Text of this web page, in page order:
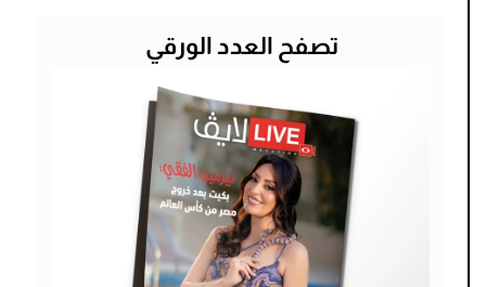
تصفح العدد الورقي